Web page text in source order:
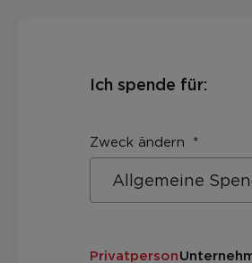
Ich spende für:
Zweck ändern
Privatperson